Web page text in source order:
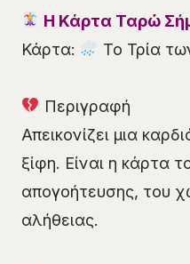
Η Κάρτα Ταρώ
Κάρτα:
Το Τρία
Περιγραφή
Απεικονίζει μια
ξίφη. Είναι η κάρτα
απογοήτευσης, του
αλήθειας.